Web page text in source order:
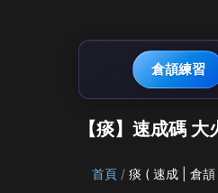
倉頡練習
【痰】速成碼
首頁 痰 ( 速成 | 倉頡